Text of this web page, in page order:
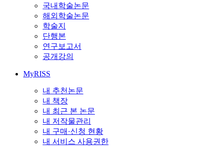
국내학술논문
해외학술논문
학술지
단행본
연구보고서
공개강의
MyRISS
내 추천논문
내 책장
내 최근 본 논문
내 저작물관리
내 구매·신청 현황
내 서비스 사용권한